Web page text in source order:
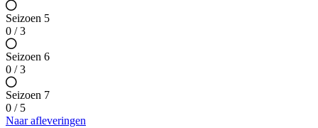
Seizoen 5
0 / 3
Seizoen 6
0 / 3
Seizoen 7
0 / 5
Naar afleveringen